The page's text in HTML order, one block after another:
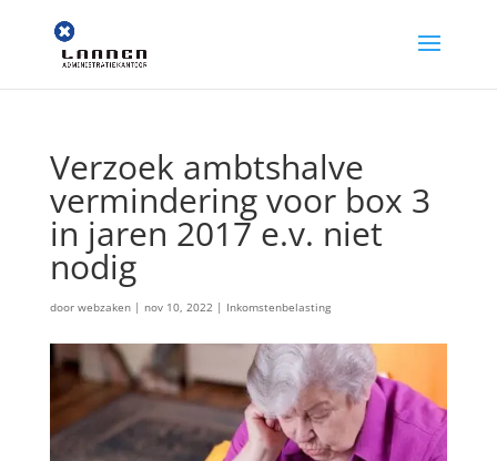
Verzoek ambtshalve
vermindering voor box 3
in jaren 2017 e.v. niet
nodig
door webzaken| nov 10, 2022 | Inkomstenbelasting